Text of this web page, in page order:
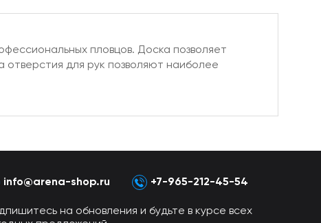
пловцов. Доска позволяет
отверстия для рук позволяют наиболее
info@arena-shop.ru +7-965-212-45-54
на обновления и будьте в курсе всех